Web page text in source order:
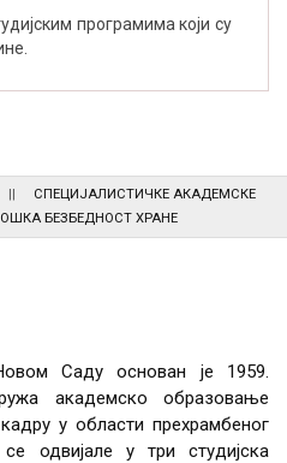
програмима који су
СПЕЦИЈАЛИСТИЧКЕ АКАДЕМСКЕ
БЕЗБЕДНОСТ ХРАНЕ
Саду основан је 1959.
академско образовање
у области прехрамбеног
одвијале у три студијска